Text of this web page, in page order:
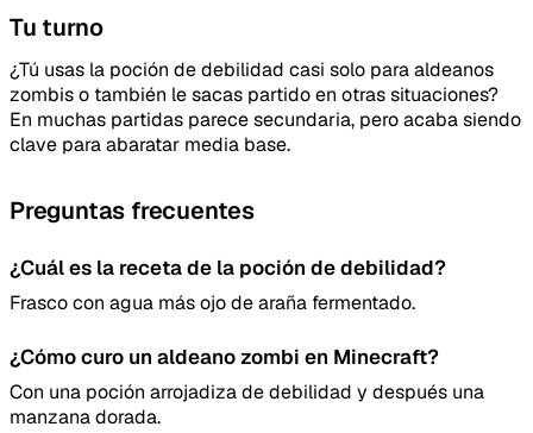
Tu turno
¿Tú usas la poción de debilidad casi solo para aldeanos
zombis o también le sacas partido en otras situaciones?
En muchas partidas parece secundaria, pero acaba siendo
clave para abaratar media base.
Preguntas frecuentes
¿Cuál es la receta de la poción de debilidad?
Frasco con agua más ojo de araña fermentado.
¿Cómo curo un aldeano zombi en Minecraft?
Con una poción arrojadiza de debilidad y después una
manzana dorada.
Lo que gusta
Lo que falla